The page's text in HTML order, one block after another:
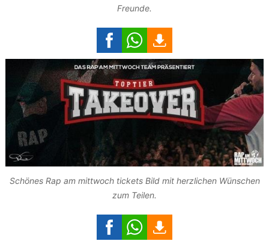
Freunde.
Schönes Rap am mittwoch tickets Bild mit herzlichen Wünschen
zum Teilen.